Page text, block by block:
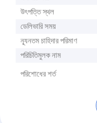
উৎপত্তি স্থল
ডেলিভারি সময়
ন্যূনতম চাহিদার পরিমাণ
পরিচিতিমুলক নাম
পরিশোধের শর্ত